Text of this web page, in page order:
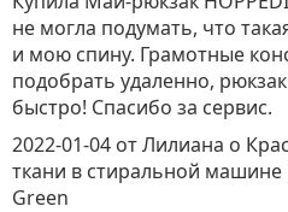
не могла подумать, что
и мою спину. Грамотные
подобрать удаленно,
быстро! Спасибо за сервис.
2022-01-04 от Лилиана о
ткани в стиральной машине
Green